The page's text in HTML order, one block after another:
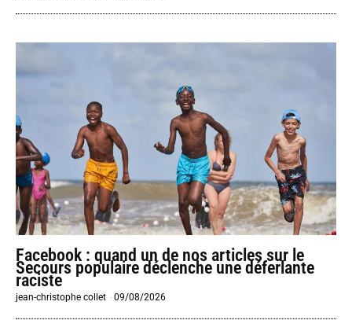
Facebook : quand un de nos articles sur le
Secours populaire déclenche une déferlante
raciste
jean-christophe collet -09/08/2026